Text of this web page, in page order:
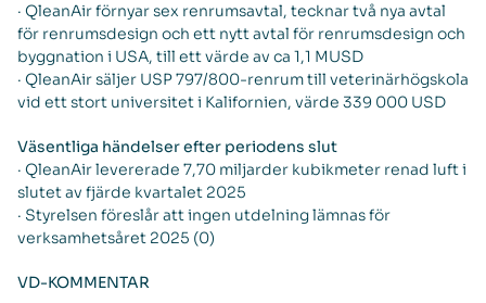
· QleanAir förnyar sex renrumsavtal, tecknar två nya avtal
för renrumsdesign och ett nytt avtal för renrumsdesign och
byggnation i USA, till ett värde av ca 1,1 MUSD
· QleanAir säljer USP 797/800-renrum till veterinärhögskola
vid ett stort universitet i Kalifornien, värde 339 000 USD
Väsentliga händelser efter periodens slut
· QleanAir levererade 7,70 miljarder kubikmeter renad luft i
slutet av fjärde kvartalet 2025
· Styrelsen föreslår att ingen utdelning lämnas för
verksamhetsåret 2025 (0)
VD-KOMMENTAR